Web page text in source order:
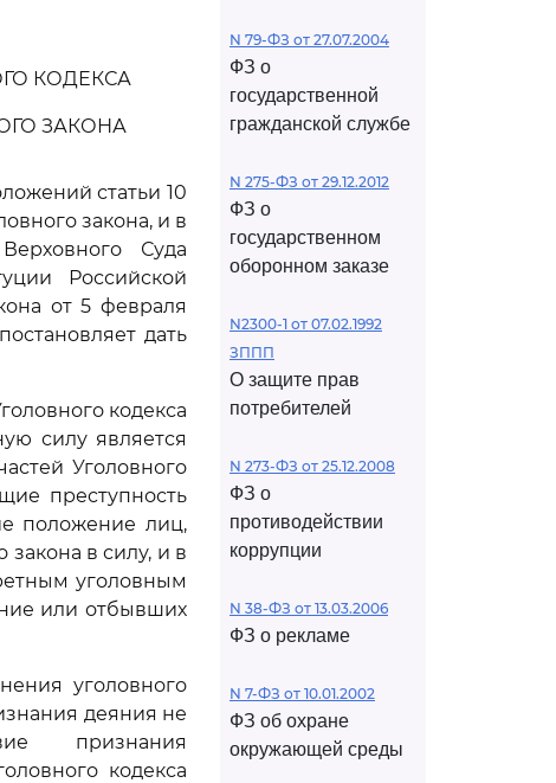
КОДЕКСА
ЗАКОНА
статьи 10
закона, и в
Суда
Российской
от 5 февраля
дать
кодекса
силу является
Уголовного
преступность
положение лиц,
в силу, и в
уголовным
или отбывших
уголовного
деяния не
признания
кодекса
N 79-ФЗ от 27.07.2004
ФЗ о
государственной
гражданской службе
N 275-ФЗ от 29.12.2012
ФЗ о
государственном
оборонном заказе
N2300-1 от 07.02.1992
ЗППП
О защите прав
потребителей
N 273-ФЗ от 25.12.2008
ФЗ о
противодействии
коррупции
N 38-ФЗ от 13.03.2006
ФЗ о рекламе
N 7-ФЗ от 10.01.2002
ФЗ об охране
окружающей среды